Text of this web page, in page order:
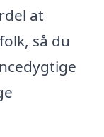
at
så du